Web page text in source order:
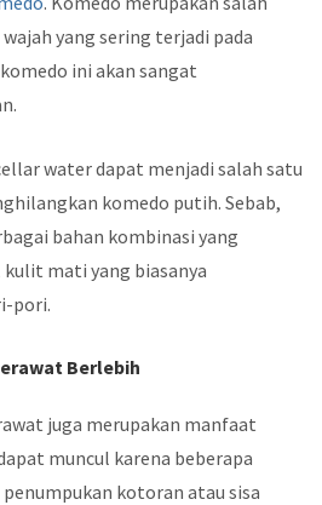
yang sering terjadi pada
ini akan sangat
water dapat menjadi salah satu
komedo putih. Sebab,
bahan kombinasi yang
mati yang biasanya
pori.
Berlebih
juga merupakan manfaat
muncul karena beberapa
kotoran atau sisa